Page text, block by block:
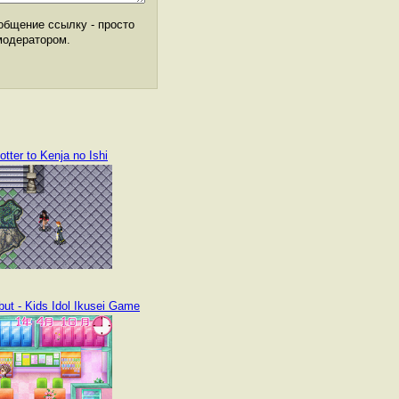
ссылку - просто
to Kenja no Ishi
- Kids Idol Ikusei Game